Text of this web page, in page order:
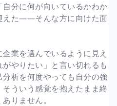
自分に何が向いているかわか
えた——そんな方に向けた面
業を選んでいるように見え
やりたい」と言い切れるも
析を何度やっても自分の強
ういう感覚を抱えたまま終
りません。